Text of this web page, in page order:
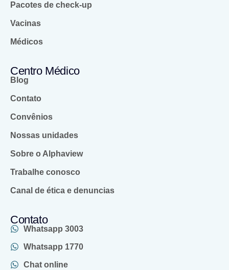
Pacotes de check-up
Vacinas
Médicos
Centro Médico
Blog
Contato
Convênios
Nossas unidades
Sobre o Alphaview
Trabalhe conosco
Canal de ética e denuncias
Contato
Whatsapp 3003
Whatsapp 1770
Chat online